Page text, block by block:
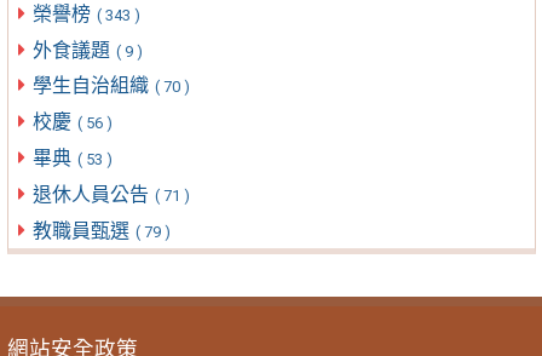
榮譽榜 ( 343 )
外食議題 ( 9 )
學生自治組織 ( 70 )
校慶 ( 56 )
畢典 ( 53 )
退休人員公告 ( 71 )
教職員甄選 ( 79 )
網站安全政策